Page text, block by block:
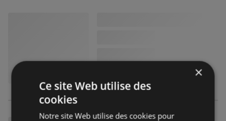
×
Ce site Web utilise des
cookies
Notre site Web utilise des cookies pour